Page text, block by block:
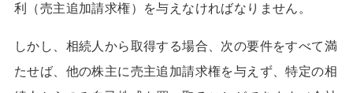
利（売主追加請求権）を与えなければなりません。
しかし、相続人から取得する場合、次の要件をすべて満
たせば、他の株主に売主追加請求権を与えず、特定の相